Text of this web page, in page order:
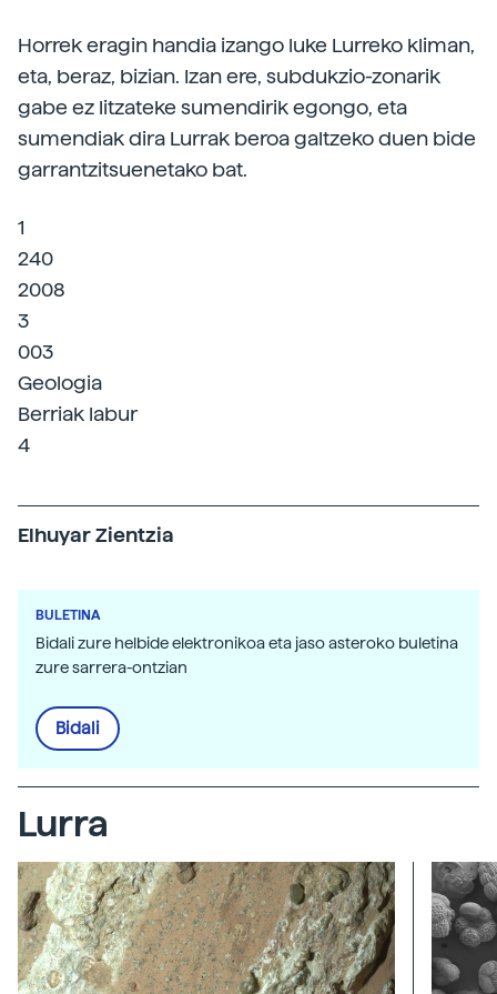
Horrek eragin handia izango luke Lurreko kliman,
eta, beraz, bizian. Izan ere, subdukzio-zonarik
gabe ez litzateke sumendirik egongo, eta
sumendiak dira Lurrak beroa galtzeko duen bide
garrantzitsuenetako bat.
1
240
2008
3
003
Geologia
Berriak labur
4
Elhuyar Zientzia
BULETINA
Bidali zure helbide elektronikoa eta jaso asteroko buletina
zure sarrera-ontzian
Bidali
Lurra